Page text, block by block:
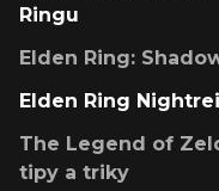
Ringu
Elden Ring:
Elden Ring
The Legend of
tipy a triky